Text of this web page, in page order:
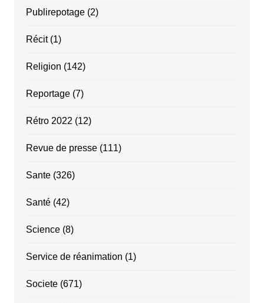
Publirepotage(2)
Récit(1)
Religion (142)
Reportage(7)
Rétro 2022 (12)
Revue de presse(111)
Sante(326)
Santé(42)
Science(8)
Service de réanimation (1)
Societe(671)